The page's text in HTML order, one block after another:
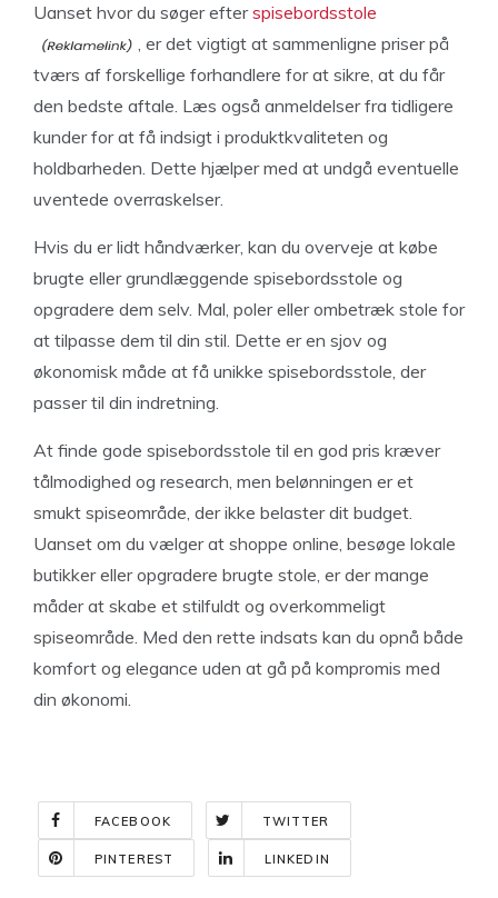
Uanset hvor du søger efterspisebordsstole
, er det vigtigt at sammenligne priser på
tværs af forskellige forhandlere for at sikre, at du får
den bedste aftale. Læs også anmeldelser fra tidligere
kunder for at få indsigt i produktkvaliteten og
holdbarheden. Dette hjælper med at undgå eventuelle
uventede overraskelser.
Hvis du er lidt håndværker, kan du overveje at købe
brugte eller grundlæggende spisebordsstole og
opgradere dem selv. Mal, poler eller ombetræk stole for
at tilpasse dem til din stil. Dette er en sjov og
økonomisk måde at få unikke spisebordsstole, der
passer til din indretning.
At finde gode spisebordsstole til en god pris kræver
tålmodighed og research, men belønningen er et
smukt spiseområde, der ikke belaster dit budget.
Uanset om du vælger at shoppe online, besøge lokale
butikker eller opgradere brugte stole, er der mange
måder at skabe et stilfuldt og overkommeligt
spiseområde. Med den rette indsats kan du opnå både
komfort og elegance uden at gå på kompromis med
din økonomi.
FACEBOOK TWITTER
PINTEREST LINKEDIN